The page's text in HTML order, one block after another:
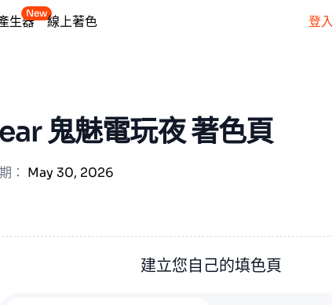
登
生器
New
線上著色
鬼魅電玩夜 著色頁
： May 30, 2026
建立您自己的填色頁